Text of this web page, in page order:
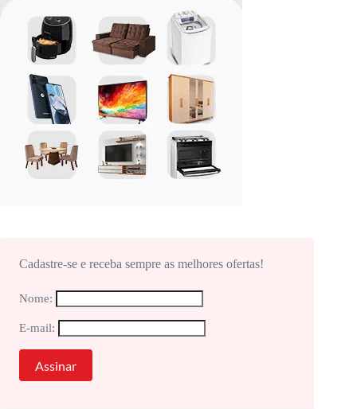
Cadastre-se e receba sempre as melhores ofertas!
Nome:
E-mail: